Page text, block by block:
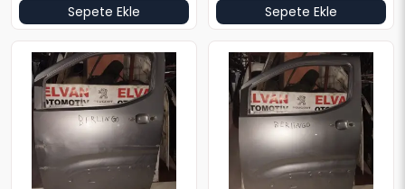
Sepete Ekle Sepete Ekle